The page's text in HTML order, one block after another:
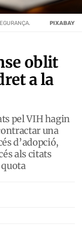
oblit
a la
pel VIH hagin
una
d’adopció,
als citats
PIXABAY